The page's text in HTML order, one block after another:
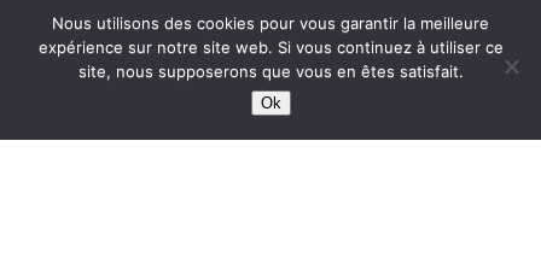
This site is protected bywp-copyrightpro.com
Nous utilisons des cookies pour vous garantir la meilleure
expérience sur notre site web. Si vous continuez à utiliser ce
site, nous supposerons que vous en êtes satisfait.
Ok